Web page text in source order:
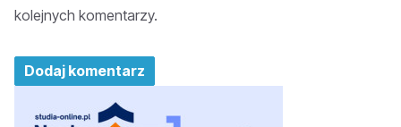
kolejnych komentarzy.